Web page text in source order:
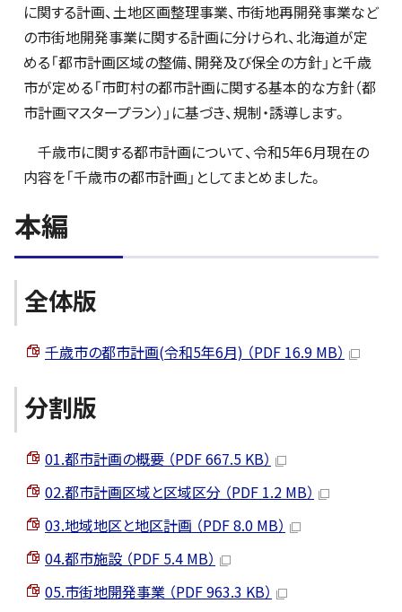
に関する計画、土地区画整理事業、市街地再開発事業など
の市街地開発事業に関する計画に分けられ、北海道が定
める「都市計画区域の整備、開発及び保全の方針」と千歳
市が定める「市町村の都市計画に関する基本的な方針（都
市計画マスタープラン）」に基づき、規制・誘導します。
千歳市に関する都市計画について、令和5年6月現在の
内容を「千歳市の都市計画」としてまとめました。
本編
全体版
千歳市の都市計画(令和5年6月) （PDF 16.9 MB）
分割版
01.都市計画の概要 （PDF 667.5 KB）
02.都市計画区域と区域区分 （PDF 1.2 MB）
03.地域地区と地区計画 （PDF 8.0 MB）
04.都市施設 （PDF 5.4 MB）
05.市街地開発事業 （PDF 963.3 KB）